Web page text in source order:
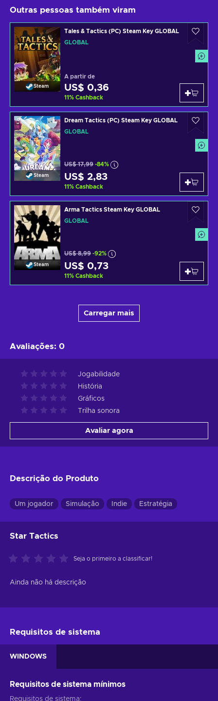
Outras pessoas também viram
Steam
Tales & Tactics (PC) Steam Key GLOBAL
GLOBAL
A partir de
US$ 0,36
11% Cashback
Steam
Dream Tactics (PC) Steam Key GLOBAL
GLOBAL
US$ 17,99 -84%
US$ 2,83
11% Cashback
Steam
Arma Tactics Steam Key GLOBAL
GLOBAL
US$ 8,99 -92%
US$ 0,73
11% Cashback
Carregar mais
Avaliações: 0
Jogabilidade
História
Gráficos
Trilha sonora
Avaliar agora
Descrição do Produto
Um jogador Simulação Indie Estratégia
Star Tactics
Seja o primeiro a classificar!
Ainda não há descrição
Requisitos de sistema
WINDOWS
Requisitos de sistema mínimos
Requisitos de sistema